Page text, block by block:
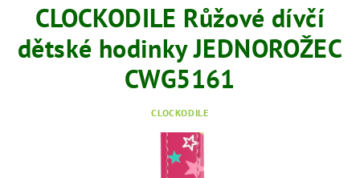
košík
CLOCKODILE Růžové dívčí
dětské hodinky JEDNOROŽEC
CWG5161
CLOCKODILE